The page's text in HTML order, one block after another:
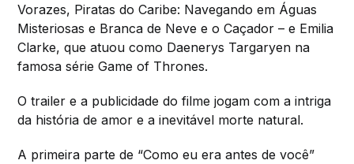
Vorazes, Piratas do Caribe: Navegando em Águas
Misteriosas e Branca de Neve e o Caçador – e Emilia
Clarke, que atuou como Daenerys Targaryen na
famosa série Game of Thrones.
O trailer e a publicidade do filme jogam com a intriga
da história de amor e a inevitável morte natural.
A primeira parte de “Como eu era antes de você”